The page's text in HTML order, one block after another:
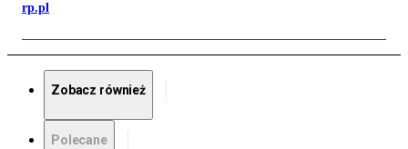
rp.pl
Zobacz również
Polecane